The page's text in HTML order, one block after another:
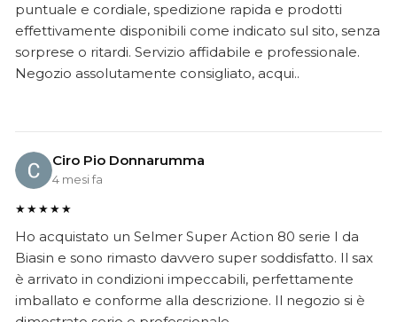
puntuale e cordiale, spedizione rapida e prodotti
effettivamente disponibili come indicato sul sito, senza
sorprese o ritardi. Servizio affidabile e professionale.
Negozio assolutamente consigliato, acqui..
Ciro Pio Donnarumma
4 mesi fa
★★★★★
Ho acquistato un Selmer Super Action 80 serie I da
Biasin e sono rimasto davvero super soddisfatto. Il sax
è arrivato in condizioni impeccabili, perfettamente
imballato e conforme alla descrizione. Il negozio si è